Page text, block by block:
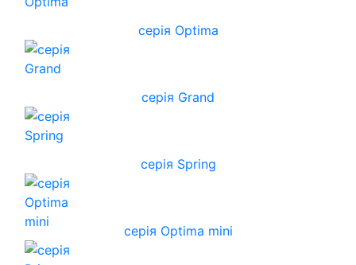
серія Optima
серія Grand
серія Spring
серія Optima mini